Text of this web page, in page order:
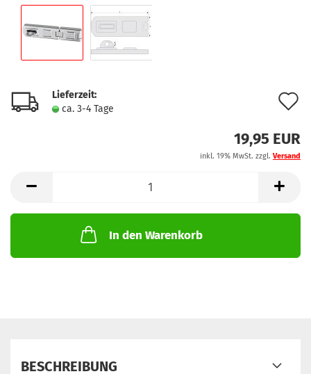
Lieferzeit:
ca. 3-4 Tage
19,95 EUR
inkl. 19% MwSt. zzgl. Versand
In den Warenkorb
BESCHREIBUNG